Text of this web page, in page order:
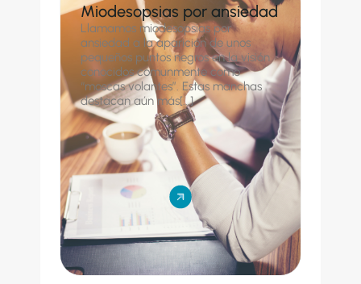
Miodesopsias por ansiedad
Llamamos miodesopsias por
ansiedad a la aparición de unos
pequeños puntos negros en la visión
conocidos comunmente como
“moscas volantes”. Estas manchas
destacan aún más[...]